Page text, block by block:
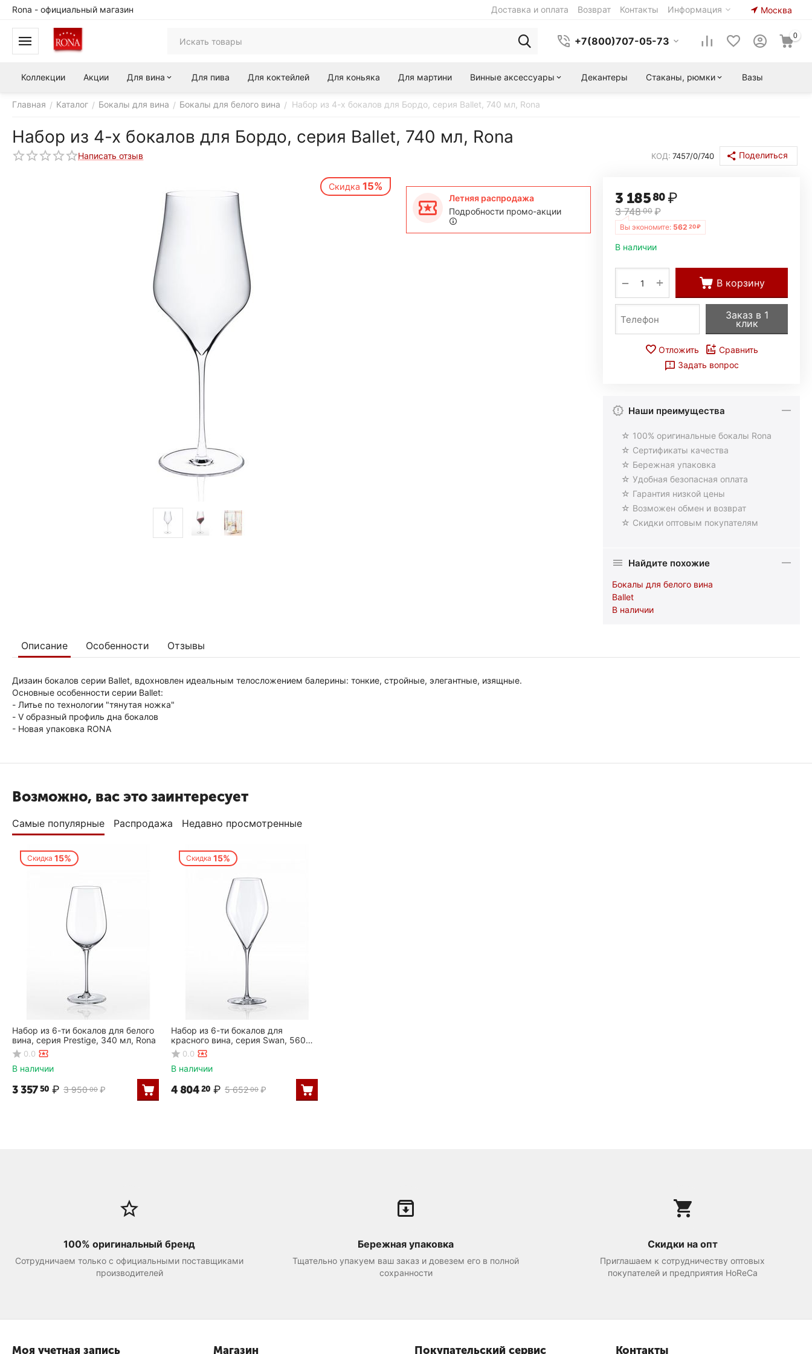
Rona - официальный магазин Москва
Доставка и оплата Возврат Контакты Информация
+7(800)707-05-73 0
Коллекции Акции Для вина Для пива Для коктейлей Для коньяка Для мартини Винные аксессуары Декантеры Стаканы, рюмки Вазы
Главная / Каталог / Бокалы для вина / Бокалы для белого вина / Набор из 4-х бокалов для Бордо, серия Ballet, 740 мл, Rona
Набор из 4-х бокалов для Бордо, серия Ballet, 740 мл, Rona
Написать отзыв КОД: 7457/0/740 Поделиться
Летняя распродажа
Подробности промо-акции
3 18580₽
3 748 00 ₽
Вы экономите: 562 20₽
В наличии
+
− В корзину
Заказ в 1
клик
Отложить
Сравнить
Задать вопрос
Наши преимущества
☆ 100% оригинальные бокалы Rona
☆ Сертификаты качества
☆ Бережная упаковка
☆ Удобная безопасная оплата
☆ Гарантия низкой цены
☆ Возможен обмен и возврат
☆ Скидки оптовым покупателям
Найдите похожие
Бокалы для белого вина
Ballet
В наличии
Описание Особенности Отзывы
Дизаин бокалов серии Ballet, вдохновлен идеальным телосложением балерины: тонкие, стройные, элегантные, изящные.
Основные особенности серии Ballet:
- Литье по технологии "тянутая ножка"
- V образный профиль дна бокалов
- Новая упаковка RONA
Возможно, вас это заинтересует
Самые популярные Распродажа Недавно просмотренные
Скидка 15%
Набор из 6-ти бокалов для белого
вина, серия Prestige, 340 мл, Rona
0.0
В наличии
3 950 00 ₽
3 35750 ₽
Скидка 15%
Набор из 6-ти бокалов для
красного вина, серия Swan, 560
мл, Rona
0.0
В наличии
5 652 00 ₽
4 804 20 ₽
100% оригинальный бренд
Сотрудничаем только с официальными поставщиками
производителей
Бережная упаковка
Тщательно упакуем ваш заказ и довезем его в полной
сохранности
Скидки на опт
Приглашаем к сотрудничеству оптовых
покупателей и предприятия HoReCa
Моя учетная запись Магазин Покупательский сервис Контакты